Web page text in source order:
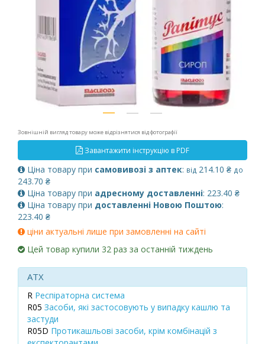
Зовнішній вигляд товару може відрізнятися від фотографії
Завантажити інструкцію в PDF
Ціна товару при самовивозі з аптек: від 214.10 ₴ до
243.70 ₴
Ціна товару при адресному доставленні: 223.40 ₴
Ціна товару при доставленні Новою Поштою:
223.40 ₴
ціни актуальні лише при замовленні на сайті
Цей товар купили 32 раз за останній тиждень
ATX
R Респіраторна система
R05 Засоби, які застосовують у випадку кашлю та
застуди
R05D Протикашльові засоби, крім комбінацій з